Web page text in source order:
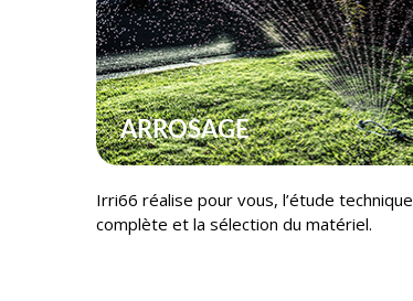
ARROSAGE
Irri66 réalise pour vous, l’étude technique
complète et la sélection du matériel.